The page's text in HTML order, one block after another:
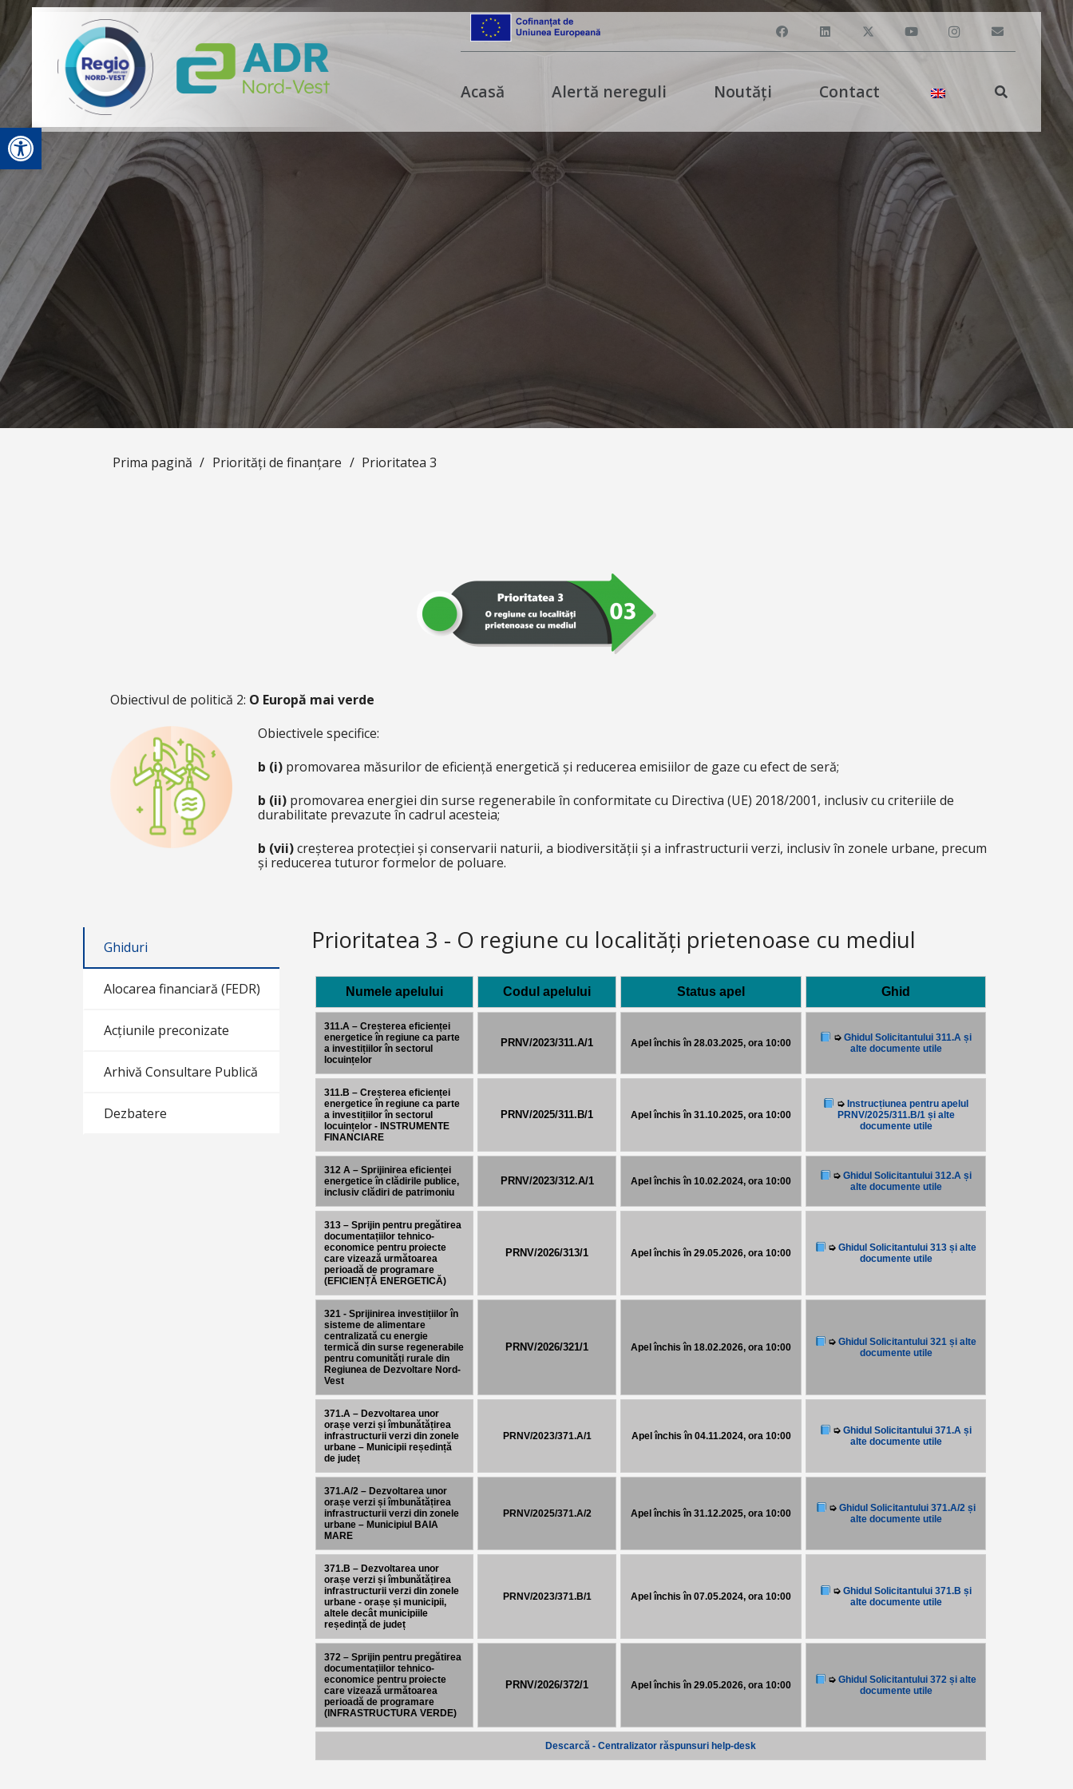
Deschide bara de unelte
Acasă Alertă nereguli Noutăți Contact
Prima pagină / Priorități de finanțare / Prioritatea 3
Obiectivul de politică 2: O Europă mai verde
Obiectivele specifice:
b (i) promovarea măsurilor de eficiență energetică și reducerea emisiilor de gaze cu efect de seră;
b (ii) promovarea energiei din surse regenerabile în conformitate cu Directiva (UE) 2018/2001, inclusiv cu criteriile de
durabilitate prevazute în cadrul acesteia;
b (vii)creșterea protecției și conservarii naturii, a biodiversității și a infrastructurii verzi, inclusiv în zonele urbane, precum
și reducerea tuturor formelor de poluare.
Ghiduri
Alocarea financiară (FEDR)
Acțiunile preconizate
Arhivă Consultare Publică
Dezbatere
Prioritatea 3 - O regiune cu localități prietenoase cu mediul
Numele apelului Codul apelului Status apel Ghid
311.A – Creșterea eficienței
energetice în regiune ca parte
a investițiilor în sectorul
locuințelor
PRNV/2023/311.A/1 Apel închis în 28.03.2025, ora 10:00 ➭ Ghidul Solicitantului 311.A și
alte documente utile
311.B – Creșterea eficienței
energetice în regiune ca parte
a investițiilor în sectorul
locuințelor - INSTRUMENTE
FINANCIARE
PRNV/2025/311.B/1 Apel închis în 31.10.2025, ora 10:00
➭ Instrucțiunea pentru apelul
PRNV/2025/311.B/1 și alte
documente utile
312 A – Sprijinirea eficienței
energetice în clădirile publice,
inclusiv clădiri de patrimoniu
PRNV/2023/312.A/1 Apel închis în 10.02.2024, ora 10:00 ➭Ghidul Solicitantului 312.A și
alte documente utile
313 – Sprijin pentru pregătirea
documentațiilor tehnico-
economice pentru proiecte
care vizează următoarea
perioadă de programare
(EFICIENȚĂ ENERGETICĂ)
PRNV/2026/313/1 Apel închis în 29.05.2026, ora 10:00 ➭Ghidul Solicitantului 313 și alte
documente utile
321 - Sprijinirea investițiilor în
sisteme de alimentare
centralizată cu energie
termică din surse regenerabile
pentru comunități rurale din
Regiunea de Dezvoltare Nord-
Vest
PRNV/2026/321/1 Apel închis în 18.02.2026, ora 10:00 ➭Ghidul Solicitantului 321 și alte
documente utile
371.A – Dezvoltarea unor
orașe verzi și îmbunătățirea
infrastructurii verzi din zonele
urbane – Municipii reședință
de județ
PRNV/2023/371.A/1 Apel închis în 04.11.2024, ora 10:00 ➭Ghidul Solicitantului 371.A și
alte documente utile
371.A/2 – Dezvoltarea unor
orașe verzi și îmbunătățirea
infrastructurii verzi din zonele
urbane – Municipiul BAIA
MARE
PRNV/2025/371.A/2 Apel închis în 31.12.2025, ora 10:00 ➭Ghidul Solicitantului 371.A/2 și
alte documente utile
371.B – Dezvoltarea unor
orașe verzi și îmbunătățirea
infrastructurii verzi din zonele
urbane - orașe și municipii,
altele decât municipiile
reședință de județ
PRNV/2023/371.B/1 Apel închis în 07.05.2024, ora 10:00 ➭Ghidul Solicitantului 371.B și
alte documente utile
372 – Sprijin pentru pregătirea
documentațiilor tehnico-
economice pentru proiecte
care vizează următoarea
perioadă de programare
(INFRASTRUCTURA VERDE)
PRNV/2026/372/1 Apel închis în 29.05.2026, ora 10:00 ➭Ghidul Solicitantului 372 și alte
documente utile
Descarcă - Centralizator răspunsuri help-desk